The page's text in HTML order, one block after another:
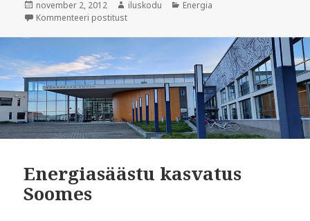
Postitatud
november 2, 2012 Autor
iluskodu Rubriigid
Energia
Kommenteeri postitustRaske on ellu jääda, kui energiakulusid ei
Energiasäästu kasvatus
Soomes